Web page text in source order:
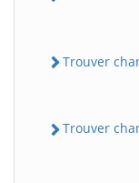
Trouver
Trouver